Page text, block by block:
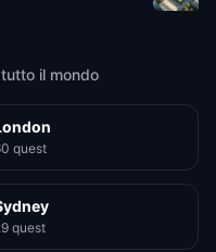
il mondo
quest
quest